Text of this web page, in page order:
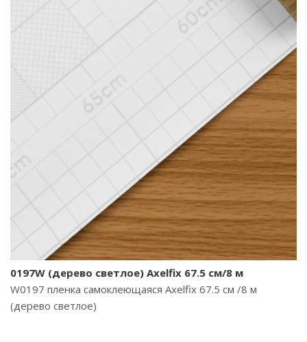
0197W (дерево светлое) Axelfix 67.5 см/8 м
W0197 пленка самоклеющаяся Axelfix 67.5 см /8 м
(дерево светлое)